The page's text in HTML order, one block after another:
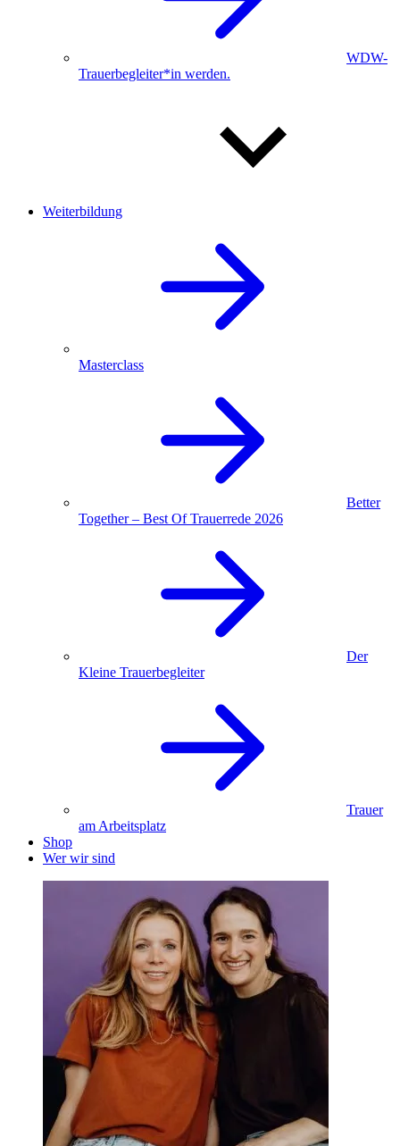
WDW-
Trauerbegleiter*in werden.
Weiterbildung
Masterclass
Better
Together – Best Of Trauerrede 2026
Der
Kleine Trauerbegleiter
Trauer
am Arbeitsplatz
Shop
Wer wir sind